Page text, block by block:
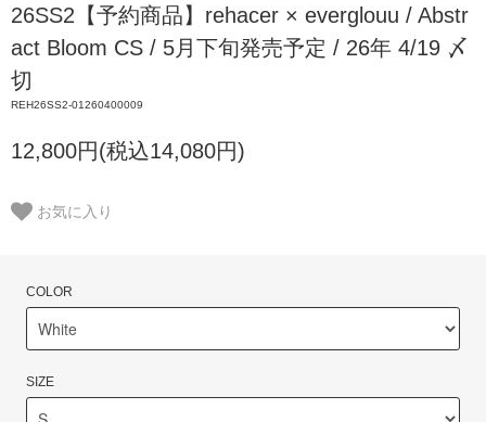
26SS2【予約商品】rehacer × everglouu / Abstr
act Bloom CS / 5月下旬発売予定 / 26年 4/19 〆
切
REH26SS2-01260400009
12,800円(税込14,080円)
お気に入り
COLOR
SIZE